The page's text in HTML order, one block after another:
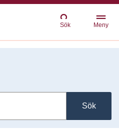
Sök Meny
Sök